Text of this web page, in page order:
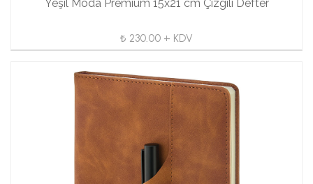
Yeşil Moda Premium 15x21 cm Çizgili Defter
₺ 230.00 + KDV